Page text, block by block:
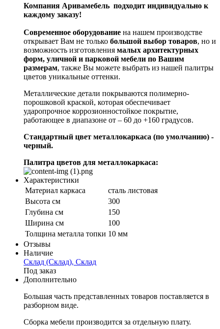
Компания Аривамебель подходит индивидуально к
каждому заказу!
Современное оборудование на нашем производстве
открывает Вам не только большой выбор товаров, но и
возможность изготовления малых архитектурных
форм, уличной и парковой мебели по Вашим
размерам, также Вы можете выбрать из нашей палитры
цветов уникальные оттенки.
Металлические детали покрываются полимерно-
порошковой краской, которая обеспечивает
ударопрочное коррозионностойкое покрытие,
работающее в диапазоне от – 60 до +160 градусов.
Стандартный цвет металлокаркаса (по умолчанию) -
черный.
Палитра цветов для металлокаркаса:
Характеристики
Материал каркаса
сталь листовая
Высота см
300
Глубина см
150
Ширина см
100
Толщина металла топки 10 мм
Отзывы
Наличие
Склад (Склад), Склад
Под заказ
Дополнительно
Большая часть представленных товаров поставляется в
разборном виде.
Сборка мебели производится за отдельную плату.